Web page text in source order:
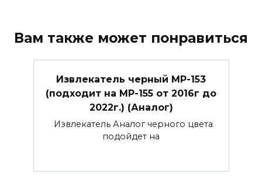
Вам также может понравиться
Извлекатель черный МР-153
(подходит на МР-155 от 2016г до
2022г.) (Аналог)
Извлекатель Аналог черного цвета
подойдет на